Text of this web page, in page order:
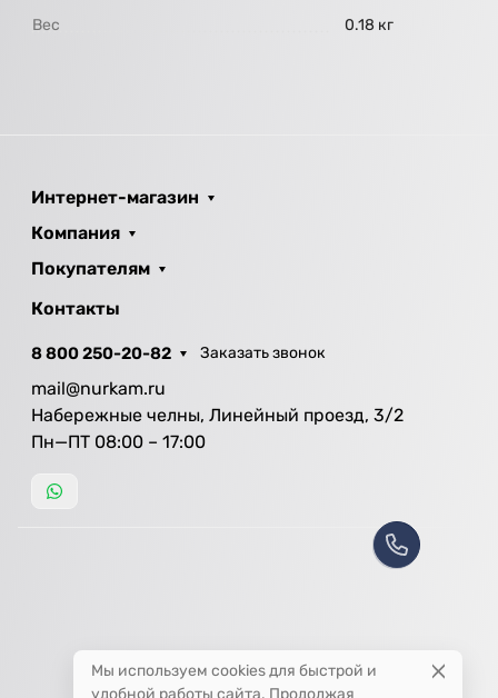
Вес 0.18 кг
Интернет-магазин
Компания
Покупателям
Контакты
8 800 250-20-82 Заказать звонок
mail@nurkam.ru
Набережные челны, Линейный проезд, 3/2
Пн—ПТ 08:00 – 17:00
Мы используем cookies для быстрой и
удобной работы сайта. Продолжая